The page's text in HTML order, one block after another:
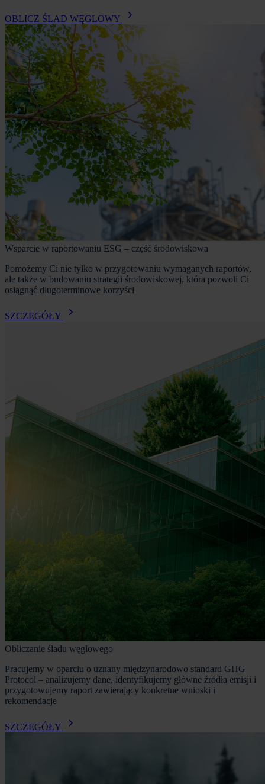
OBLICZ ŚLAD WĘGLOWY
Wsparcie w raportowaniu ESG – część środowiskowa
Pomożemy Ci nie tylko w przygotowaniu wymaganych raportów,
ale także w budowaniu strategii środowiskowej, która pozwoli Ci
osiągnąć długoterminowe korzyści
SZCZEGÓŁY
Obliczanie śladu węglowego
Pracujemy w oparciu o uznany międzynarodowo standard GHG
Protocol – analizujemy dane, identyfikujemy główne źródła emisji i
przygotowujemy raport zawierający konkretne wnioski i
rekomendacje
SZCZEGÓŁY